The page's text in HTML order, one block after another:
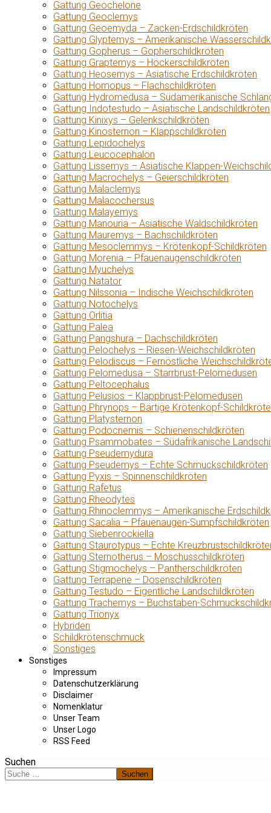
Gattung Geochelone
Gattung Geoclemys
Gattung Geoemyda – Zacken-Erdschildkröten
Gattung Glyptemys – Amerikanische
Gattung Gopherus – Gopherschildkröten
Gattung Graptemys – Höckerschildkröten
Gattung Heosemys – Asiatische Erdschildkröten
Gattung Homopus – Flachschildkröten
Gattung Hydromedusa – Südamerikanische
Gattung Indotestudo – Asiatische Landschildkröten
Gattung Kinixys – Gelenkschildkröten
Gattung Kinosternon – Klappschildkröten
Gattung Lepidochelys
Gattung Leucocephalon
Gattung Lissemys – Asiatische Klappen-
Gattung Macrochelys – Geierschildkröten
Gattung Malaclemys
Gattung Malacochersus
Gattung Malayemys
Gattung Manouria – Asiatische Waldschildkröten
Gattung Mauremys – Bachschildkröten
Gattung Mesoclemmys – Krötenkopf-Schildkröten
Gattung Morenia – Pfauenaugenschildkröten
Gattung Myuchelys
Gattung Natator
Gattung Nilssonia – Indische Weichschildkröten
Gattung Notochelys
Gattung Orlitia
Gattung Palea
Gattung Pangshura – Dachschildkröten
Gattung Pelochelys – Riesen-Weichschildkröten
Gattung Pelodiscus – Fernöstliche
Gattung Pelomedusa – Starrbrust-Pelomedusen
Gattung Peltocephalus
Gattung Pelusios – Klappbrust-Pelomedusen
Gattung Phrynops – Bärtige Krötenkopf-
Gattung Platysternon
Gattung Podocnemis – Schienenschildkröten
Gattung Psammobates – Südafrikanische
Gattung Pseudemydura
Gattung Pseudemys – Echte Schmuckschildkröten
Gattung Pyxis – Spinnenschildkröten
Gattung Rafetus
Gattung Rheodytes
Gattung Rhinoclemmys – Amerikanische
Gattung Sacalia – Pfauenaugen-Sumpfschildkröten
Gattung Siebenrockiella
Gattung Staurotypus – Echte
Gattung Sternotherus – Moschusschildkröten
Gattung Stigmochelys – Pantherschildkröten
Gattung Terrapene – Dosenschildkröten
Gattung Testudo – Eigentliche Landschildkröten
Gattung Trachemys – Buchstaben-
Gattung Trionyx
Hybriden
Schildkrötenschmuck
Sonstiges
Sonstiges
Impressum
Datenschutzerklärung
Disclaimer
Nomenklatur
Unser Team
Unser Logo
RSS Feed
Suchen
Suchen